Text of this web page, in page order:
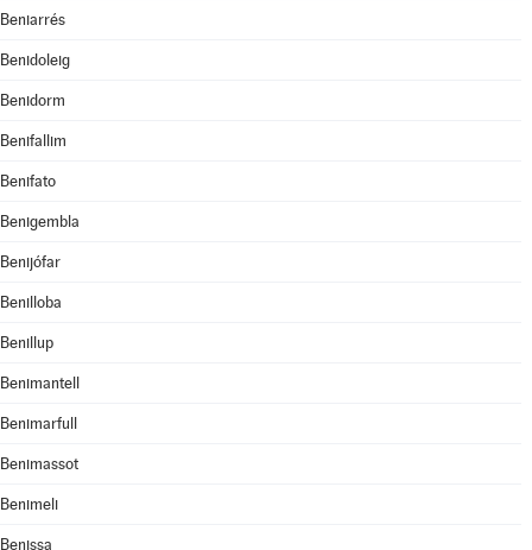
Beniarrés
Benidoleig
Benidorm
Benifallim
Benifato
Benigembla
Benijófar
Benilloba
Benillup
Benimantell
Benimarfull
Benimassot
Benimeli
Benissa